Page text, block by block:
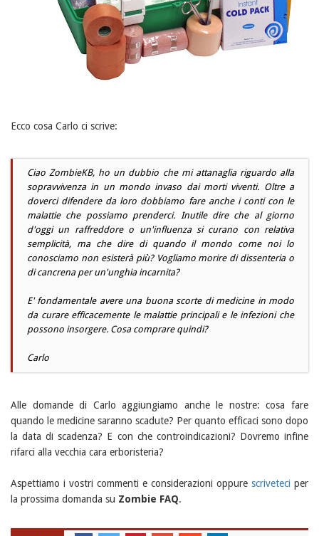
Ecco cosa Carlo ci scrive:
Ciao ZombieKB, ho un dubbio che mi attanaglia riguardo alla
sopravvivenza in un mondo invaso dai morti viventi. Oltre a
doverci difendere da loro dobbiamo fare anche i conti con le
malattie che possiamo prenderci. Inutile dire che al giorno
d'oggi un raffreddore o un'influenza si curano con relativa
semplicità, ma che dire di quando il mondo come noi lo
conosciamo non esisterà più? Vogliamo morire di dissenteria o
di cancrena per un'unghia incarnita?
E' fondamentale avere una buona scorte di medicine in modo
da curare efficacemente le malattie principali e le infezioni che
possono insorgere. Cosa comprare quindi?
Carlo
Alle domande di Carlo aggiungiamo anche le nostre: cosa fare
quando le medicine saranno scadute? Per quanto efficaci sono dopo
la data di scadenza? E con che controindicazioni? Dovremo infine
rifarci alla vecchia cara erboristeria?
Aspettiamo i vostri commenti e considerazioni oppure scriveteci per
la prossima domanda su Zombie FAQ.